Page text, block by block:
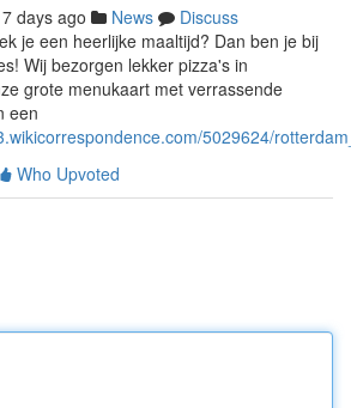
days ago News
Discuss
je een heerlijke maaltijd? Dan ben je bij
Wij bezorgen lekker pizza's in
grote menukaart met verrassende
een
5029624/
Who Upvoted